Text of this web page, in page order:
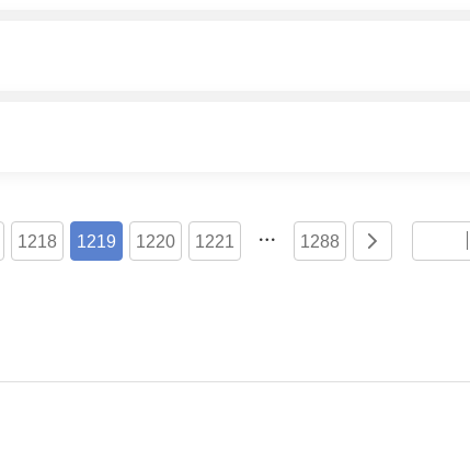
1218 1219 1220 1221  1288 